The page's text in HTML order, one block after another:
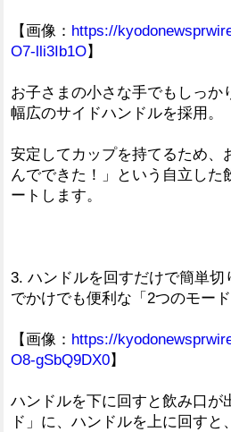
【画像： https://
O7-lli3Ib1O】
お子さまの小さな手でもしっか
幅広のサイドハンドルを採用。
安定してカップを持てるため、
んでできた！」という自立した
ートします。
3. ハンドルを回すだけで簡単切
でかけでも便利な「2つのモード
【画像： https://
O8-gSbQ9DX0】
ハンドルを下に回すと飲み口が
ド」に、ハンドルを上に回す